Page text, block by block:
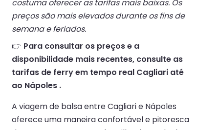
costuma oferecer as tarifas mais baixas. Os
preços são mais elevados durante os fins de
semana e feriados.
👉 Para consultar os preços e a
disponibilidade mais recentes, consulte as
tarifas de ferry em tempo real Cagliari até
ao Nápoles .
A viagem de balsa entre Cagliari e Nápoles
oferece uma maneira confortável e pitoresca